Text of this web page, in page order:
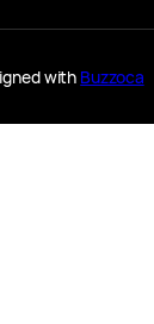
with Buzzoca